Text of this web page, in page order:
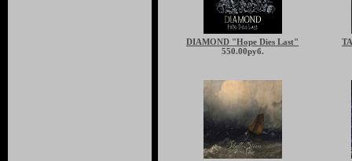
DIAMOND "Hope Dies Last"
550.00руб.